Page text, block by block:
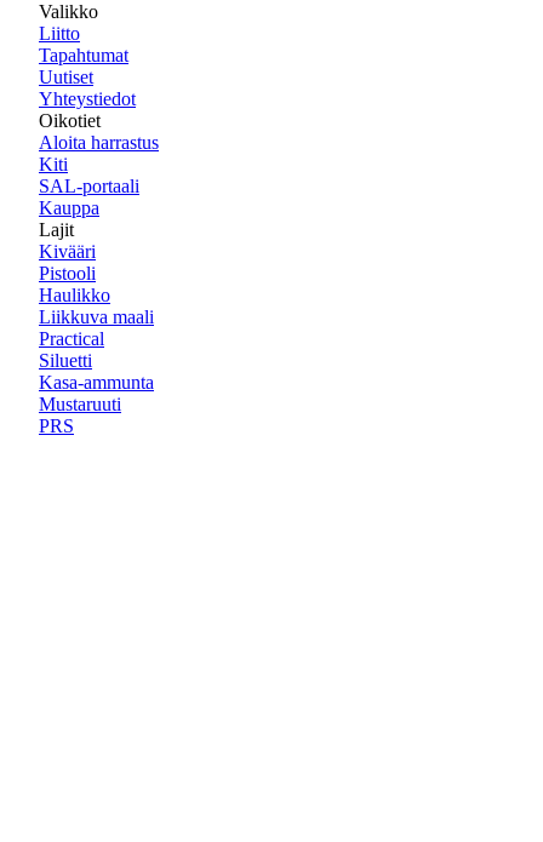
Valikko
Liitto
Tapahtumat
Uutiset
Yhteystiedot
Oikotiet
Aloita harrastus
Kiti
SAL-portaali
Kauppa
Lajit
Kivääri
Pistooli
Haulikko
Liikkuva maali
Practical
Siluetti
Kasa-ammunta
Mustaruuti
PRS